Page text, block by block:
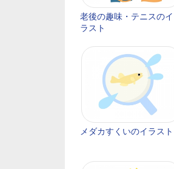
老後の趣味・テニスのイ
ラスト
メダカすくいのイラスト